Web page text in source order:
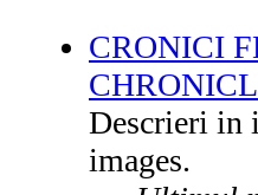
CRONICI
Descrieri in
images.